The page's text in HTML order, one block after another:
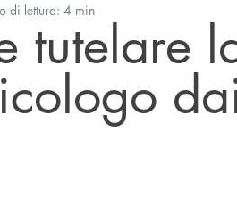
Articoli in inglese
tutelare
di lettura: 4 min
stelle su 5.